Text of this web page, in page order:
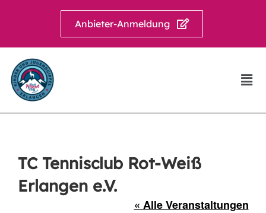
Anbieter-Anmeldung
TC Tennisclub Rot-Weiß
Erlangen e.V.
« Alle Veranstaltungen